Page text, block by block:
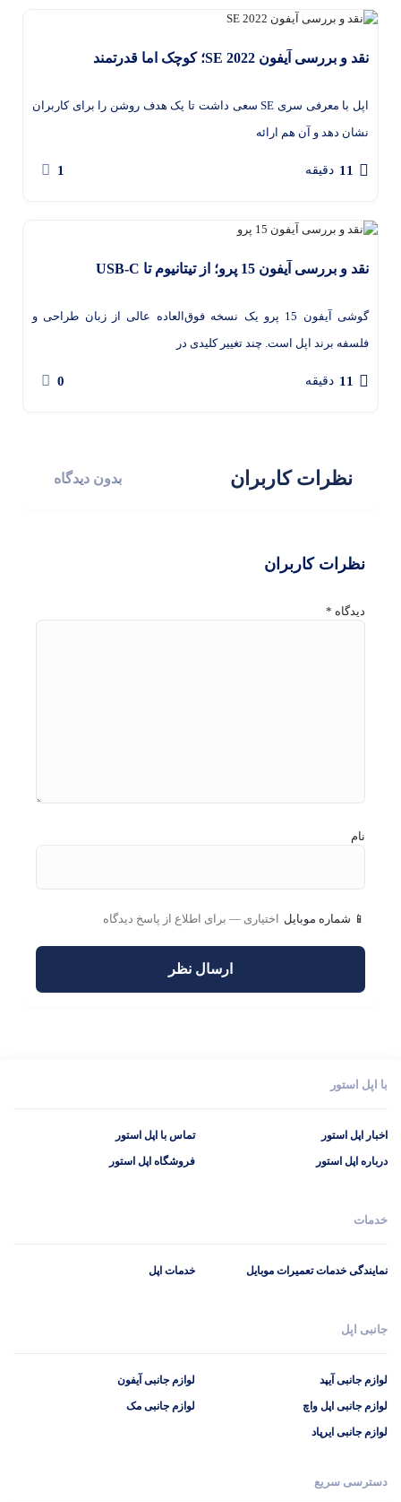
نقد و بررسی آیفون SE 2022؛ کوچک اما قدرتمند
اپل با معرفی سری SE سعی داشت تا یک هدف روشن را برای کاربران
نشان دهد و آن هم ارائه
11 دقیقه 1
نقد و بررسی آیفون 15 پرو؛ از تیتانیوم تا USB-C
گوشی آیفون 15 پرو یک نسخه فوق‌العاده عالی از زبان طراحی و
فلسفه برند اپل است. چند تغییر کلیدی در
11 دقیقه 0
نظرات کاربران بدون دیدگاه
نظرات کاربران
دیدگاه *
نام
📱 شماره موبایل
با اپل استور
اخبار اپل استور
درباره اپل استور
تماس با اپل استور
فروشگاه اپل استور
خدمات
نمایندگی خدمات تعمیرات موبایل خدمات اپل
جانبی اپل
لوازم جانبی آیپد
لوازم جانبی اپل واچ
لوازم جانبی ایرپاد
لوازم جانبی آیفون
لوازم جانبی مک
دسترسی سریع